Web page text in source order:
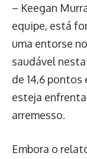
– Keegan
equipe, está
uma entorse
saudável
de 14,6 pontos
esteja
arremesso.
Embora o